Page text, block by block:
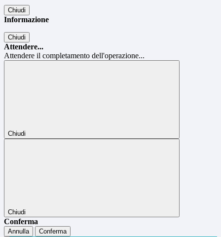
Chiudi
Informazione
Chiudi
Attendere...
Attendere il completamento dell'operazione...
Chiudi
Chiudi
Conferma
Annulla
Conferma